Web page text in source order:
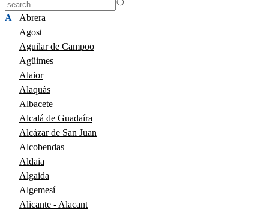
A
Abrera
Agost
Aguilar de Campoo
Agüimes
Alaior
Alaquàs
Albacete
Alcalá de Guadaíra
Alcázar de San Juan
Alcobendas
Aldaia
Algaida
Algemesí
Alicante - Alacant